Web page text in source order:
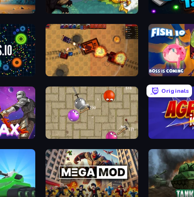
GoBattle.io Tanky.io
Tanko.io Fish IO
Balloons.io
Originals